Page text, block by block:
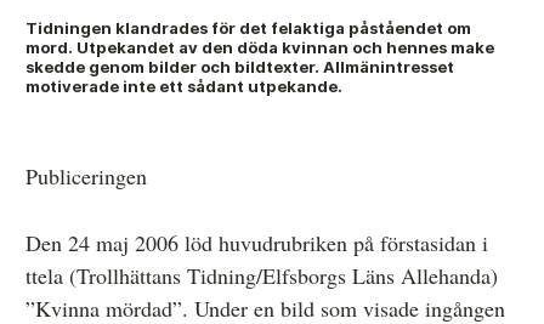
Anmälan och beslut
Från anmälan till beslut – så går det till
Fyll i din anmälan
Tidningen klandrades för det felaktiga påståendet om
mord. Utpekandet av den döda kvinnan och hennes make
skedde genom bilder och bildtexter. Allmänintresset
motiverade inte ett sådant utpekande.
Publiceringen
Den 24 maj 2006 löd huvudrubriken på förstasidan i
ttela (Trollhättans Tidning/Elfsborgs Läns Allehanda)
”Kvinna mördad”. Under en bild som visade ingången